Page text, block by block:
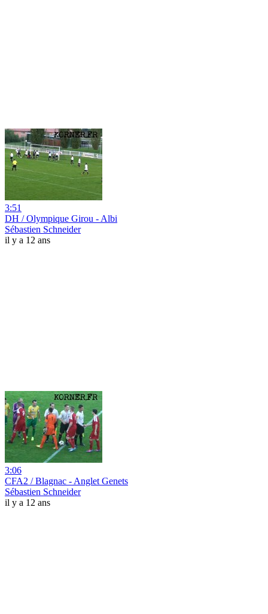
3:51
DH / Olympique Girou - Albi
Sébastien Schneider
il y a 12 ans
3:06
CFA2 / Blagnac - Anglet Genets
Sébastien Schneider
il y a 12 ans